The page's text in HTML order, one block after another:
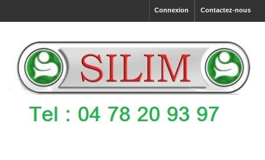
Contactez-nous
Connexion